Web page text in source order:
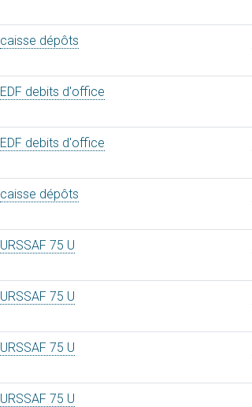
caisse dépôts
EDF debits d'office
EDF debits d'office
caisse dépôts
URSSAF 75 U
URSSAF 75 U
URSSAF 75 U
URSSAF 75 U